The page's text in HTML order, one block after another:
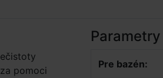
pomoci
Parametry
Pre bazén: